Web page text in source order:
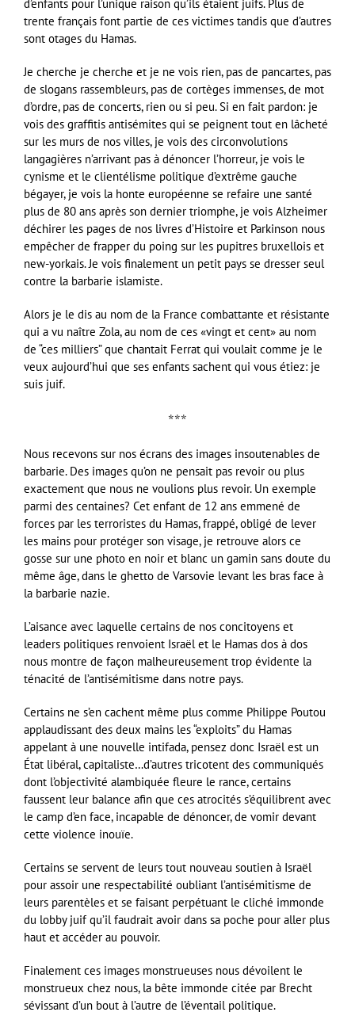
d’enfants pour l’unique raison qu’ils étaient juifs. Plus de
trente français font partie de ces victimes tandis que d’autres
sont otages du Hamas.
Je cherche je cherche et je ne vois rien, pas de pancartes, pas
de slogans rassembleurs, pas de cortèges immenses, de mot
d’ordre, pas de concerts, rien ou si peu. Si en fait pardon: je
vois des graffitis antisémites qui se peignent tout en lâcheté
sur les murs de nos villes, je vois des circonvolutions
langagières n’arrivant pas à dénoncer l’horreur, je vois le
cynisme et le clientélisme politique d’extrême gauche
bégayer, je vois la honte européenne se refaire une santé
plus de 80 ans après son dernier triomphe, je vois Alzheimer
déchirer les pages de nos livres d’Histoire et Parkinson nous
empêcher de frapper du poing sur les pupitres bruxellois et
new-yorkais. Je vois finalement un petit pays se dresser seul
contre la barbarie islamiste.
Alors je le dis au nom de la France combattante et résistante
qui a vu naître Zola, au nom de ces «vingt et cent» au nom
de “ces milliers” que chantait Ferrat qui voulait comme je le
veux aujourd’hui que ses enfants sachent qui vous étiez: je
suis juif.
***
Nous recevons sur nos écrans des images insoutenables de
barbarie. Des images qu’on ne pensait pas revoir ou plus
exactement que nous ne voulions plus revoir. Un exemple
parmi des centaines? Cet enfant de 12 ans emmené de
forces par les terroristes du Hamas, frappé, obligé de lever
les mains pour protéger son visage, je retrouve alors ce
gosse sur une photo en noir et blanc un gamin sans doute du
même âge, dans le ghetto de Varsovie levant les bras face à
la barbarie nazie.
L’aisance avec laquelle certains de nos concitoyens et
leaders politiques renvoient Israël et le Hamas dos à dos
nous montre de façon malheureusement trop évidente la
ténacité de l’antisémitisme dans notre pays.
Certains ne s’en cachent même plus comme Philippe Poutou
applaudissant des deux mains les “exploits” du Hamas
appelant à une nouvelle intifada, pensez donc Israël est un
État libéral, capitaliste…d’autres tricotent des communiqués
dont l’objectivité alambiquée fleure le rance, certains
faussent leur balance afin que ces atrocités s’équilibrent avec
le camp d’en face, incapable de dénoncer, de vomir devant
cette violence inouïe.
Certains se servent de leurs tout nouveau soutien à Israël
pour assoir une respectabilité oubliant l’antisémitisme de
leurs parentèles et se faisant perpétuant le cliché immonde
du lobby juif qu’il faudrait avoir dans sa poche pour aller plus
haut et accéder au pouvoir.
Finalement ces images monstrueuses nous dévoilent le
monstrueux chez nous, la bête immonde citée par Brecht
sévissant d’un bout à l’autre de l’éventail politique.